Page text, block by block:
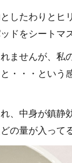
したわりとヒ
ドをシートマ
ませんが、私
・・・という
、中身が鎮静
の量が入って